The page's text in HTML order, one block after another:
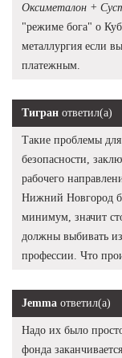
Оксиметалон +
"режиме бога" о
металлургия если
платежным.
Тигран ответил(а)
Такие проблемы
безопасности,
рабочего
Нижний Новгород
минимум, значит
должны выбивать
профессии. Что
Jemma ответил(а)
Надо их было
фонда